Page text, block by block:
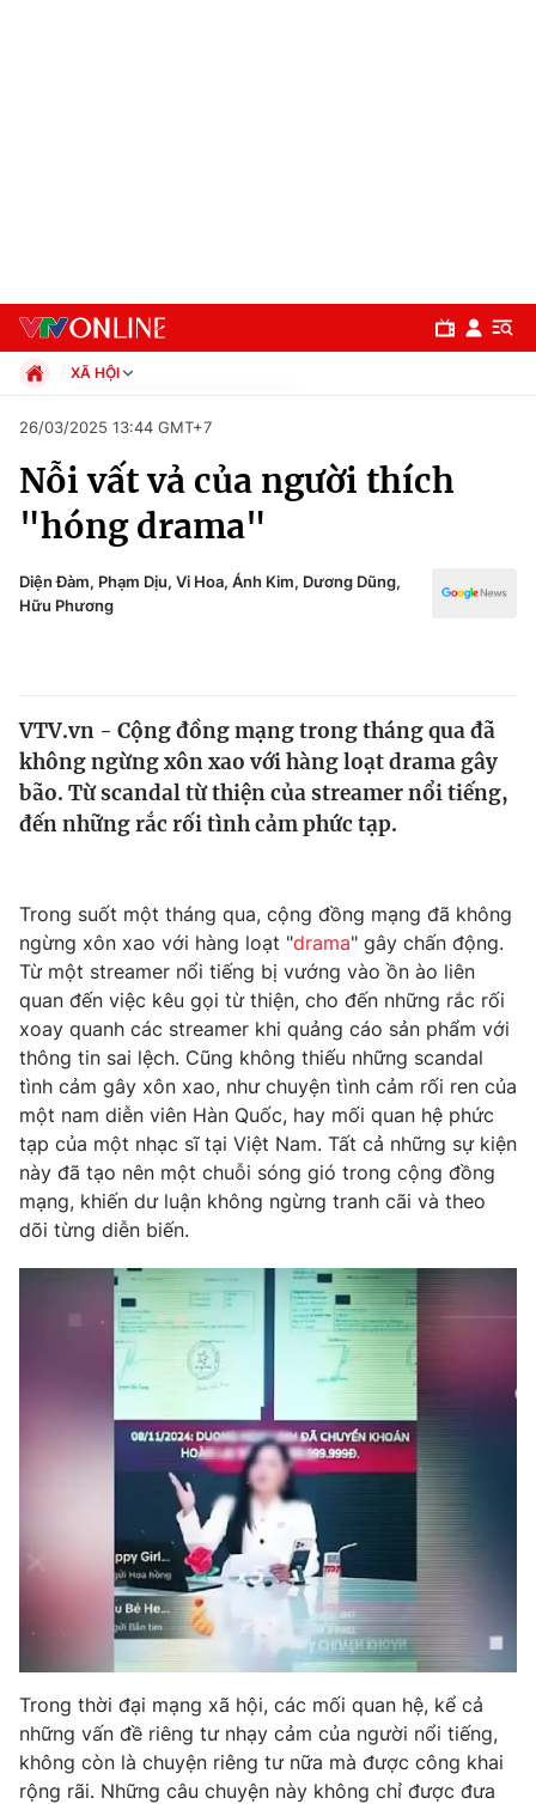
Chuyên mục
Chính trị
Xã hội
Y tế
Thế giới
Thế giới đó đây
Câu chuyện quốc tế
Tài chính
Thị trường
Góc doanh nghiệp
Dữ liệu và đời sống
Truyền hình
Phim VTV
Hậu trường
Nhân vật
Khán giả
Giải sao mai
Giải trí
Điện ảnh
Âm nhạc
Sao
Đời sống
Du lịch
Làm đẹp
Chất lượng cuộc sống
Giáo dục
Tuyển sinh
Học trực tuyến
Công nghệ
Hitech Công nghệ tương lai
Giao lưu trực tuyến
Lịch phát sóng
Chuyên mục khác
Emagazine Podcast
Infographic
Video Shorts video
VTV Money VTV Thể thao
XÃ HỘI
Xã hội
Pháp luật
Thể thao
Văn hóa - Giải trí
Giáo dục
26/03/2025 13:44 GMT+7
Nỗi vất vả của người thích
"hóng drama"
Diện Đàm, Phạm Dịu, Vi Hoa, Ánh Kim, Dương Dũng,
Hữu Phương
VTV.vn - Cộng đồng mạng trong tháng qua đã
không ngừng xôn xao với hàng loạt drama gây
bão. Từ scandal từ thiện của streamer nổi tiếng,
đến những rắc rối tình cảm phức tạp.
Trong suốt một tháng qua, cộng đồng mạng đã không
ngừng xôn xao với hàng loạt "drama" gây chấn động.
Từ một streamer nổi tiếng bị vướng vào ồn ào liên
quan đến việc kêu gọi từ thiện, cho đến những rắc rối
xoay quanh các streamer khi quảng cáo sản phẩm với
thông tin sai lệch. Cũng không thiếu những scandal
tình cảm gây xôn xao, như chuyện tình cảm rối ren của
một nam diễn viên Hàn Quốc, hay mối quan hệ phức
tạp của một nhạc sĩ tại Việt Nam. Tất cả những sự kiện
này đã tạo nên một chuỗi sóng gió trong cộng đồng
mạng, khiến dư luận không ngừng tranh cãi và theo
dõi từng diễn biến.
Trong thời đại mạng xã hội, các mối quan hệ, kể cả
những vấn đề riêng tư nhạy cảm của người nổi tiếng,
không còn là chuyện riêng tư nữa mà được công khai
rộng rãi. Những câu chuyện này không chỉ được đưa